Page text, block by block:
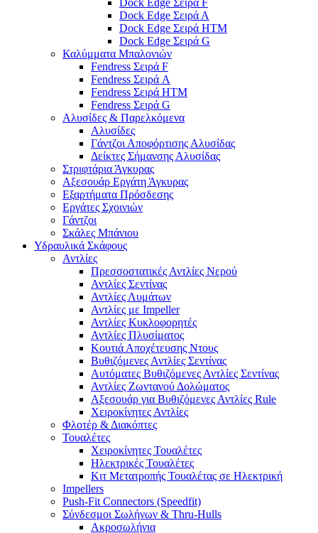
Dock Edge Σειρα F
Dock Edge Σειρά Α
Dock Edge Σειρά HTM
Dock Edge Σειρά G
Καλύμματα Μπαλονιών
Fendress Σειρά F
Fendress Σειρά A
Fendress Σειρά HTM
Fendress Σειρά G
Αλυσίδες & Παρελκόμενα
Αλυσίδες
Γάντζοι Αποφόρτισης Αλυσίδας
Δείκτες Σήμανσης Αλυσίδας
Στριφτάρια Άγκυρας
Αξεσουάρ Εργάτη Άγκυρας
Εξαρτήματα Πρόσδεσης
Εργάτες Σχοινιών
Γάντζοι
Σκάλες Μπάνιου
Υδραυλικά Σκάφους
Αντλίες
Πρεσσοστατικές Αντλίες Νερού
Αντλίες Σεντίνας
Αντλίες Λυμάτων
Αντλίες με Impeller
Αντλίες Κυκλοφορητές
Αντλίες Πλυσίματος
Κουτιά Αποχέτευσης Ντους
Βυθιζόμενες Αντλίες Σεντίνας
Αυτόματες Βυθιζόμενες Αντλίες Σεντίνας
Αντλίες Ζωντανού Δολώματος
Αξεσουάρ για Βυθιζόμενες Αντλίες Rule
Χειροκίνητες Αντλίες
Φλοτέρ & Διακόπτες
Τουαλέτες
Χειροκίνητες Τουαλέτες
Ηλεκτρικές Τουαλέτες
Κιτ Μετατροπής Τουαλέτας σε Ηλεκτρική
Impellers
Push-Fit Connectors (Speedfit)
Σύνδεσμοι Σωλήνων & Thru-Hulls
Ακροσωλήνια